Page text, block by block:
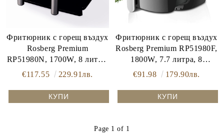
Фритюрник с горещ въздух
Rosberg Premium
RP51980N, 1700W, 8 литра,
Таймер, Черен
€117.55 229.91лв.
Фритюрник с горещ въздух
Rosberg Premium RP51980F,
1800W, 7.7 литра, 8
програми, Таймер, Черен
€91.98 179.90лв.
Page 1 of 1